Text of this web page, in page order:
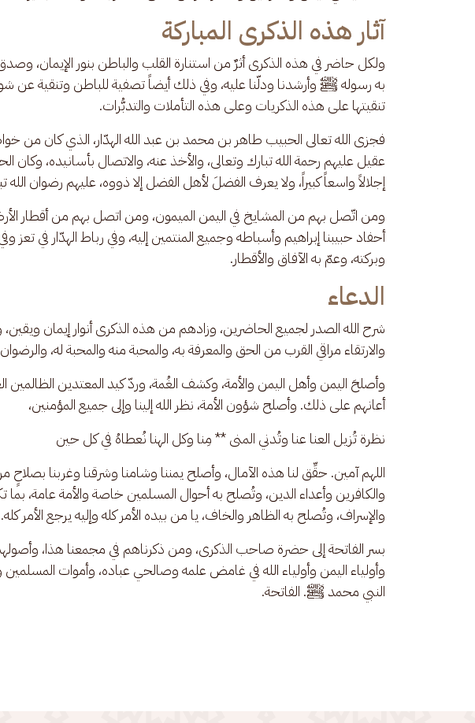
آثار هذه الذكرى المباركة
ولكل حاضر في هذه الذكرى أثرٌ من استنارة القلب والباطن بنور الإيمان،
به رسوله ﷺ وأرشدنا ودلّنا عليه، وفي ذلك أيضاً تصفية للباطن وتنقية عن
تنقيتها على هذه الذكريات وعلى هذه التأملات والتدبُّرات.
فجزى الله تعالى الحبيب طاهر بن محمد بن عبد الله الهدّار، الذي كان من
عقيل عليهم رحمة الله تبارك وتعالى، والأخذ عنه، والاتصال بأسانيده، وكان
إجلالاً واسعاً كبيراً، ولا يعرف الفضلَ لأهل الفضل إلا ذووه، عليهم رضوان الله
ومن اتّصل بهم من المشايخ في اليمن الميمون، ومن اتصل بهم من أقطار
أحفاد حبيبنا إبراهيم وأسباطه وجميع المنتمين إليه، وفي رباط الهدّار في تعز
وبركته، وعمّ به الآفاق والأقطار.
الدعاء
شرح الله الصدر لجميع الحاضرين، وزادهم من هذه الذكرى أنوار إيمان ويقين،
والارتقاء مراقي القرب من الحق والمعرفة به، والمحبة منه والمحبة له،
وأصلحَ اليمن وأهل اليمن والأمة، وكشف الغُمة، وردّ كيد المعتدين الظالمين
أعانهم على ذلك. وأصلح شؤون الأمة، نظر الله إلينا وإلى جميع المؤمنين،
نظرة تُزيل العنا عنا وتُدني المنى ** مِنا وكل الهنا نُعطاهُ في كل حين
اللهم آمين. حقِّق لنا هذه الآمال، وأصلح يمننا وشامنا وشرقنا وغربنا بصلاحٍ
والكافرين وأعداء الدين، وتُصلح به أحوال المسلمين خاصة والأمة عامة،
والإسراف، وتُصلح به الظاهر والخاف، يا من بيده الأمر كله وإليه يرجع الأمر كله.
بسر الفاتحة إلى حضرة صاحب الذكرى، ومن ذكرناهم في مجمعنا هذا،
وأولياء اليمن وأولياء الله في غامض علمه وصالحي عباده، وأموات
النبي محمد ﷺ. الفاتحة.